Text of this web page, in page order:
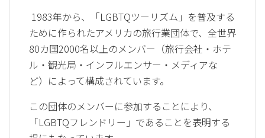
1983年から、「LGBTQツーリズム」を普及する
ために作られたアメリカの旅行業団体で、全世界
80カ国2000名以上のメンバー（旅行会社・ホテ
ル・観光局・インフルエンサー・メディアな
ど）によって構成されています。
この団体のメンバーに参加することにより、
「LGBTQフレンドリー」であることを表明する